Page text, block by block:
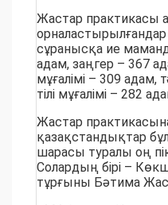
Жастар
сұранысқа ие
адам, заңгер – 367
мұғалімі – 309 адам,
тілі мұғалімі – 282
Жастар
қазақстандықтар
шарасы туралы оң
Солардың бірі –
тұрғыны Бәтима